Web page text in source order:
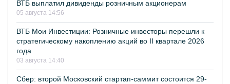
ВТБ выплатил дивиденды розничным акционерам
05 августа 14:56
ВТБ Мои Инвестиции: Розничные инвесторы перешли к
стратегическому накоплению акций во II квартале 2026
года
03 августа 14:40
Сбер: второй Московский стартап-саммит состоится 29-